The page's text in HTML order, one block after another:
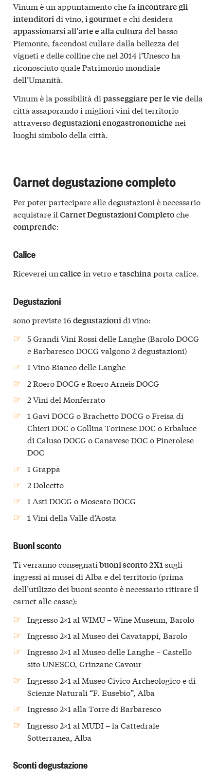
Vinum è un appuntamento che fa incontrare gli
intenditoridi vino,i gourmete chi desidera
appassionarsi all’arte e alla culturadel basso
Piemonte, facendosi cullare dalla bellezza dei
vigneti e delle colline che nel 2014 l’Unesco ha
riconosciuto quale Patrimonio mondiale
dell’Umanità.
Vinum è la possibilità di passeggiare per le vie della
città assaporando i migliori vini del territorio
attraversodegustazioni enogastronomiche nei
luoghi simbolo della città.
Carnet degustazione completo
Per poter partecipare alle degustazioni è necessario
acquistare il Carnet Degustazioni Completoche
comprende:
Calice
Riceverei uncalice in vetro etaschinaporta calice.
Degustazioni
sono previste 16degustazionidi vino:
5 Grandi Vini Rossi delle Langhe (Barolo DOCG
e Barbaresco DOCG valgono 2 degustazioni)
1 Vino Bianco delle Langhe
2 Roero DOCG e Roero Arneis DOCG
2 Vini del Monferrato
1 Gavi DOCG o Brachetto DOCG o Freisa di
Chieri DOC o Collina Torinese DOC o Erbaluce
di Caluso DOCG o Canavese DOC o Pinerolese
DOC
1 Grappa
2 Dolcetto
1 Asti DOCG o Moscato DOCG
1 Vini della Valle d’Aosta
Buoni sconto
Ti verranno consegnatibuoni sconto2X1sugli
ingressi ai musei di Alba e del territorio (prima
dell’utilizzo dei buoni sconto è necessario ritirare il
carnet alle casse):
Ingresso 2×1 al WIMU – Wine Museum, Barolo
Ingresso 2×1 al Museo dei Cavatappi, Barolo
Ingresso 2×1 al Museo delle Langhe – Castello
sito UNESCO, Grinzane Cavour
Ingresso 2×1 al Museo Civico Archeologico e di
Scienze Naturali “F. Eusebio”, Alba
Ingresso 2×1 alla Torre di Barbaresco
Ingresso 2×1 al MUDI – la Cattedrale
Sotterranea, Alba
Sconti degustazione